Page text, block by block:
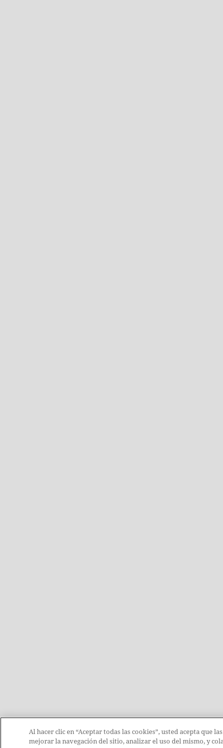
Al hacer clic en “Aceptar todas las cookies”, usted acepta que
mejorar la navegación del sitio, analizar el uso del mismo, y